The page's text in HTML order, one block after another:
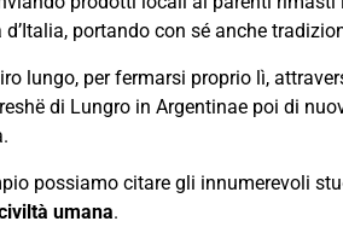
d’Italia, portando con sé anche
lungo, per fermarsi proprio lì,
di Lungro in Argentinae poi di
possiamo citare gli innumerevoli
umana.